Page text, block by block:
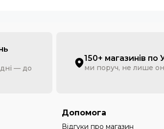
— до
150+ магазинів по
ми поруч, не лише
Допомога
Відгуки про магазин